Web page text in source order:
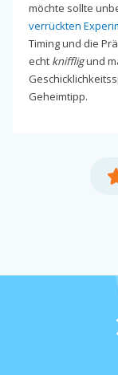
möchte sollte
verrückten
Timing und die
echt kniffligund
Geheimtipp.